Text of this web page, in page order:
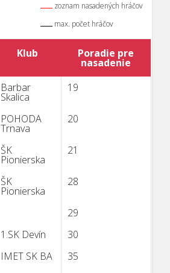
zoznam nasadených hráčov
max. počet hráčov
Klub Poradie pre
nasadenie
Barbar
Skalica
19
POHODA
Trnava
20
ŠK
Pionierska
21
ŠK
Pionierska
28
29
1.SK Devín
30
IMET SK BA 35